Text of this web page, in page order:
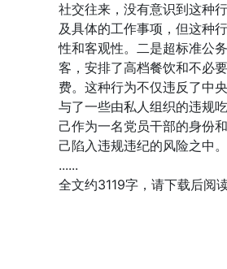
社交往来，没有意识到这种
及具体的工作事项，但这种
性和客观性。二是超标准公
客，安排了高档餐饮和不必
费。这种行为不仅违反了中
与了一些由私人组织的违规
己作为一名党员干部的身份
己陷入违规违纪的风险之中。
......
全文约3119字，请下载后阅